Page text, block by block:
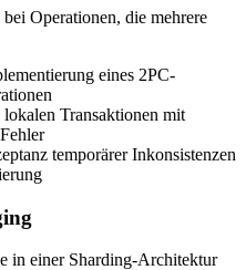
Operationen, die mehrere
eines 2PC-
lokalen Transaktionen mit
temporärer Inkonsistenzen
in einer Sharding-Architektur